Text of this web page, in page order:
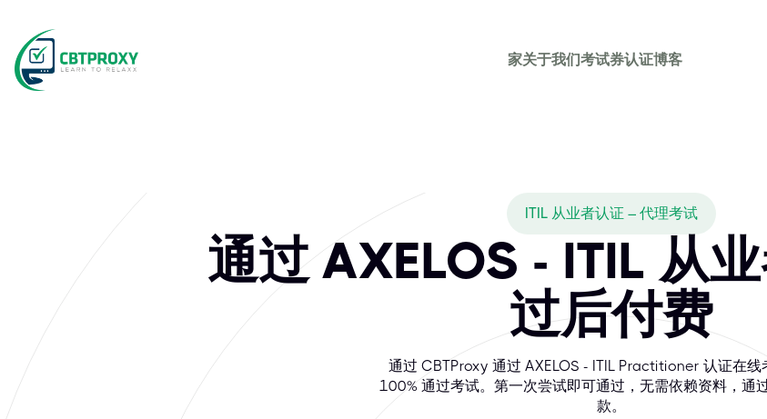
家关于我们考试券认证博客
ITIL 从业者认证 – 代理考试
通过 AXELOS - ITIL 从
过后付费
通过 CBTProxy 通过 AXELOS - ITIL Practitioner 认证在线
100% 通过考试。第一次尝试即可通过，无需依赖资料，通
款。